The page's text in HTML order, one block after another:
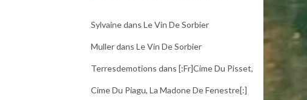
Sylvainedans Le Vin De Sorbier
Mullerdans Le Vin De Sorbier
Terresdemotions dans [:fr]Cime Du Pisset,
Cime Du Piagu, La Madone De Fenestre[:]